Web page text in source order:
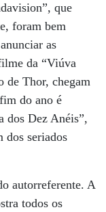
que
foram bem
as
da “Viúva
de Thor, chegam
do ano é
dos Dez Anéis”,
dos seriados
autorreferente. A
todos os